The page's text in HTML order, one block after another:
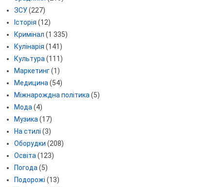
ЗСУ(227)
Історія (12)
Кримінал (1 335)
Кулінарія (141)
Культура (111)
Маркетинг(1)
Медицина (54)
Міжнарождна політика (5)
Мода (4)
Музика (17)
На стилі (3)
Оборудки (208)
Освіта (123)
Погода (5)
Подорожі (13)